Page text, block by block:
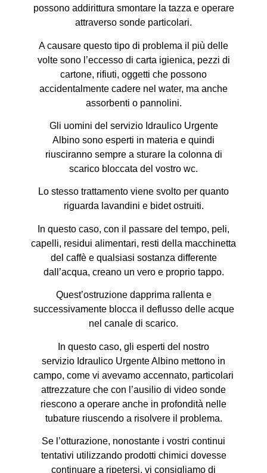
possono addirittura smontare la tazza e operare
attraverso sonde particolari.
A causare questo tipo di problema il più delle
volte sono l’eccesso di carta igienica, pezzi di
cartone, rifiuti, oggetti che possono
accidentalmente cadere nel water, ma anche
assorbenti o pannolini.
Gli uomini del servizio Idraulico Urgente
Albino sono esperti in materia e quindi
riusciranno sempre a sturare la colonna di
scarico bloccata del vostro wc.
Lo stesso trattamento viene svolto per quanto
riguarda lavandini e bidet ostruiti.
In questo caso, con il passare del tempo, peli,
capelli, residui alimentari, resti della macchinetta
del caffè e qualsiasi sostanza differente
dall’acqua, creano un vero e proprio tappo.
Quest’ostruzione dapprima rallenta e
successivamente blocca il deflusso delle acque
nel canale di scarico.
In questo caso, gli esperti del nostro
servizio Idraulico Urgente Albino mettono in
campo, come vi avevamo accennato, particolari
attrezzature che con l’ausilio di video sonde
riescono a operare anche in profondità nelle
tubature riuscendo a risolvere il problema.
Se l’otturazione, nonostante i vostri continui
tentativi utilizzando prodotti chimici dovesse
continuare a ripetersi, vi consigliamo di